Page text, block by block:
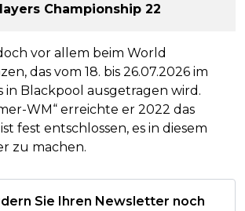
Championship 22
vor allem beim World
das vom 18. bis 26.07.2026 im
in Blackpool ausgetragen wird.
WM“ erreichte er 2022 das
fest entschlossen, es in diesem
zu machen.
Sie Ihren Newsletter noch